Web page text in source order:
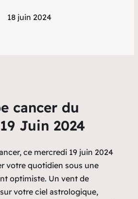
18 juin 2024
cancer du
Juin 2024
ce mercredi 19 juin 2024
votre quotidien sous une
optimiste. Un vent de
votre ciel astrologique,